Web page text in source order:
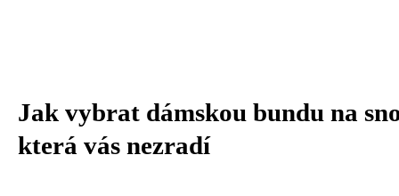
Jak vybrat dámskou bundu na
která vás nezradí